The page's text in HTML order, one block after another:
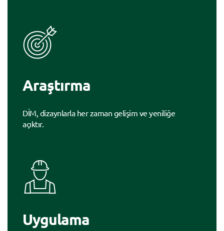
Araştırma
DİM, dizaynlarla her zaman gelişim ve yeniliğe
açıktır.
Uygulama